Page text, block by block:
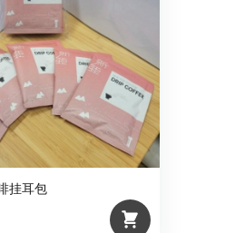
挂耳包